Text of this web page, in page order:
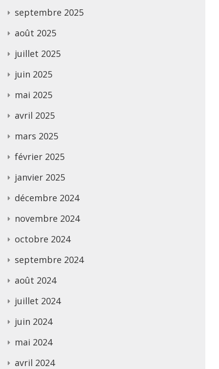
septembre 2025
août 2025
juillet 2025
juin 2025
mai 2025
avril 2025
mars 2025
février 2025
janvier 2025
décembre 2024
novembre 2024
octobre 2024
septembre 2024
août 2024
juillet 2024
juin 2024
mai 2024
avril 2024